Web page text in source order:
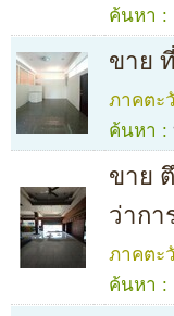
ค้นหา :
ขาย
ภาคตะ
ค้นหา :
ขาย
ว่ากา
ภาคตะ
ค้นหา :